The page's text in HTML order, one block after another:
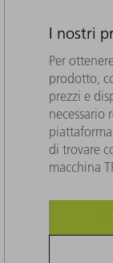
I nostri
Per
prodotto,
prezzi e
necessario
di trovare
macchina